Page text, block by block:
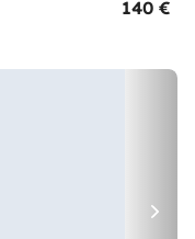
140 €